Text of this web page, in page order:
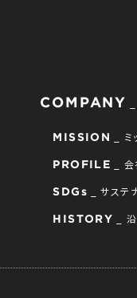
COMPANY
MISSION ミ
PROFILE 会
SDGs サステ
HISTORY